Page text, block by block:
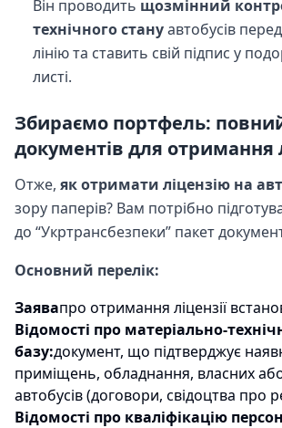
Він проводить щозмінний
технічного стануавтобусів
лінію та ставить свій підпис у
листі.
Збираємо портфель:
документів для отримання
Отже, як отримати ліцензію на
зору паперів? Вам потрібно
до “Укртрансбезпеки” пакет
Основний перелік:
Заявапро отримання ліцензії
Відомості про матеріально-
базу:документ, що підтверджує
приміщень, обладнання, власних
автобусів (договори, свідоцтва про
Відомості про кваліфікацію